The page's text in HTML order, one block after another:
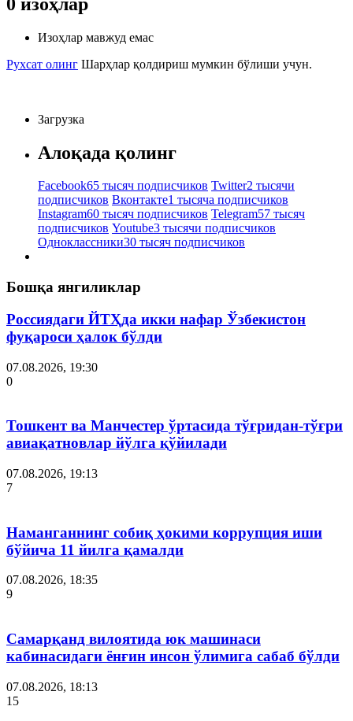
Изоҳлар мавжуд емас
Рухсат олинг Шарҳлар қолдириш мумкин бўлиши учун.
Загрузка
Алоқада қолинг
Facebook65 тысяч подписчиков Twitter2 тысячи
подписчиков Вконтакте1 тысяча подписчиков
Instagram60 тысяч подписчиков Telegram57 тысяч
подписчиков Youtube3 тысячи подписчиков
Одноклассники30 тысяч подписчиков
Бошқа янгиликлар
Россиядаги ЙТҲда икки нафар Ўзбекистон
фуқароси ҳалок бўлди
07.08.2026, 19:30
0
Тошкент ва Манчестер ўртасида тўғридан-тўғри
авиақатновлар йўлга қўйилади
07.08.2026, 19:13
7
Наманганнинг собиқ ҳокими коррупция иши
бўйича 11 йилга қамалди
07.08.2026, 18:35
9
Самарқанд вилоятида юк машинаси
кабинасидаги ёнғин инсон ўлимига сабаб бўлди
07.08.2026, 18:13
15